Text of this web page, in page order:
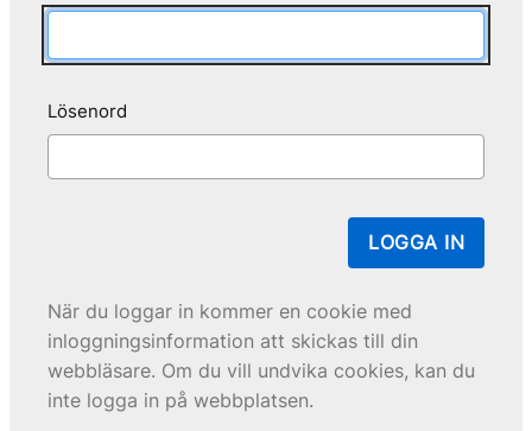
Lösenord
LOGGA IN
När du loggar in kommer en cookie med
inloggningsinformation att skickas till din
webbläsare. Om du vill undvika cookies, kan du
inte logga in på webbplatsen.